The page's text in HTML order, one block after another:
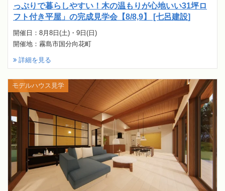
っぷりで暮らしやすい！木の温もりが心地いい31坪ロ
フト付き平屋」の完成見学会【8/8,9】 [七呂建設]
開催日：8月8日(土)・9日(日)
開催地：霧島市国分向花町
詳細を見る
モデルハウス見学